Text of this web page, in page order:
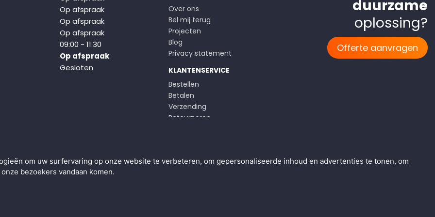
Op afspraak
Op afspraak
Op afspraak
09:00 - 11:30
Op afspraak
Gesloten
Over ons
Bel mij terug
Projecten
Blog
Privacy statement
KLANTENSERVICE
Bestellen
Betalen
Verzending
Retourneren
duurzame
oplossing?
Offerte aanvragen
om uw surfervaring op onze website te verbeteren, om gepersonaliseerde inhoud en advertenties te tonen, om
bezoekers vandaan komen.